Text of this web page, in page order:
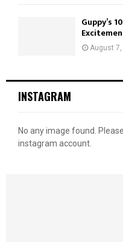
Guppy’s
August 7,
INSTAGRAM
No any image found.
instagram account.